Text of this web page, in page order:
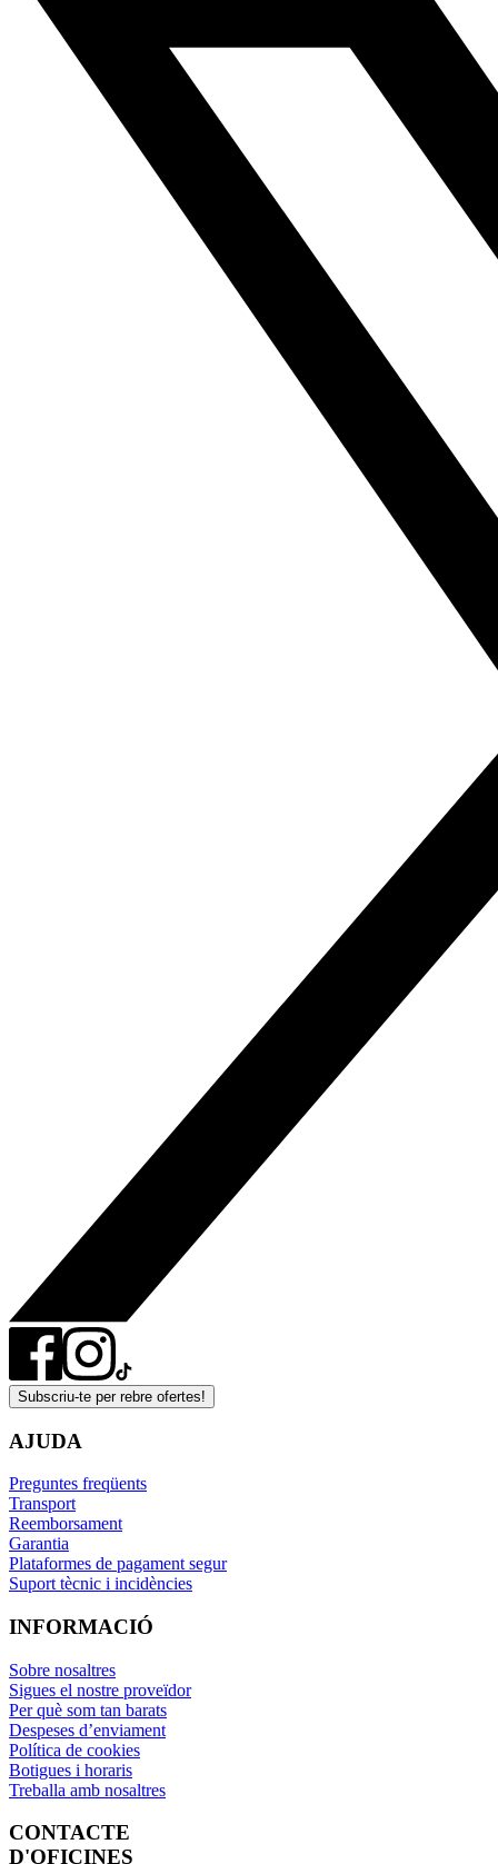
Subscriu-te per rebre ofertes!
AJUDA
Preguntes freqüents
Transport
Reemborsament
Garantia
Plataformes de pagament segur
Suport tècnic i incidències
INFORMACIÓ
Sobre nosaltres
Sigues el nostre proveïdor
Per què som tan barats
Despeses d’enviament
Política de cookies
Botigues i horaris
Treballa amb nosaltres
CONTACTE
D'OFICINES